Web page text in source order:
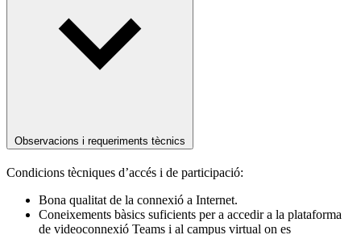
Observacions i requeriments tècnics
Condicions tècniques d’accés i de participació:
Bona qualitat de la connexió a Internet.
Coneixements bàsics suficients per a accedir a la plataforma
de videoconnexió Teams i al campus virtual on es